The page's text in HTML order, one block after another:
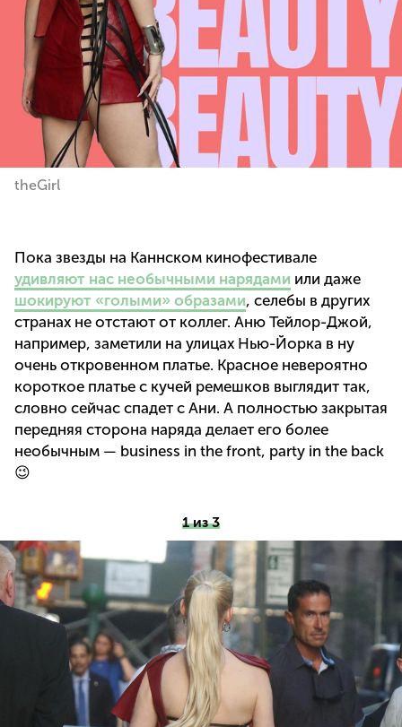
theGirl
Пока звезды на Каннском кинофестивале
удивляют нас необычными нарядами или даже
шокируют «голыми» образами, селебы в других
странах не отстают от коллег. Аню Тейлор-Джой,
например, заметили на улицах Нью-Йорка в ну
очень откровенном платье. Красное невероятно
короткое платье с кучей ремешков выглядит так,
словно сейчас спадет с Ани. А полностью закрытая
передняя сторона наряда делает его более
необычным — business in the front, party in the back
😉
1 из 3